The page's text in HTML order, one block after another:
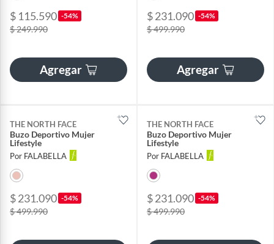
$ 115.590 -54%
$ 249.990
Agregar
$ 231.090 -54%
$ 499.990
Agregar
THE NORTH FACE
Buzo Deportivo Mujer
Lifestyle
Por FALABELLA
$ 231.090 -54%
$ 499.990
THE NORTH FACE
Buzo Deportivo Mujer
Lifestyle
Por FALABELLA
$ 231.090 -54%
$ 499.990